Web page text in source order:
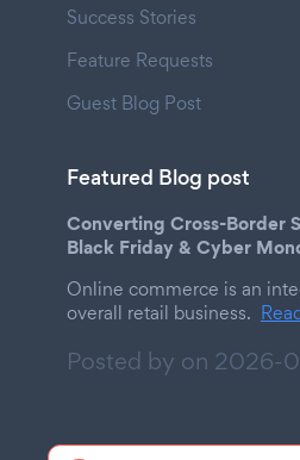
Success Stories
Feature Requests
Guest Blog Post
Featured Blog post
Converting Cross-Border
Black Friday & Cyber
Online commerce is an
overall retail business.
Posted by on 2026-